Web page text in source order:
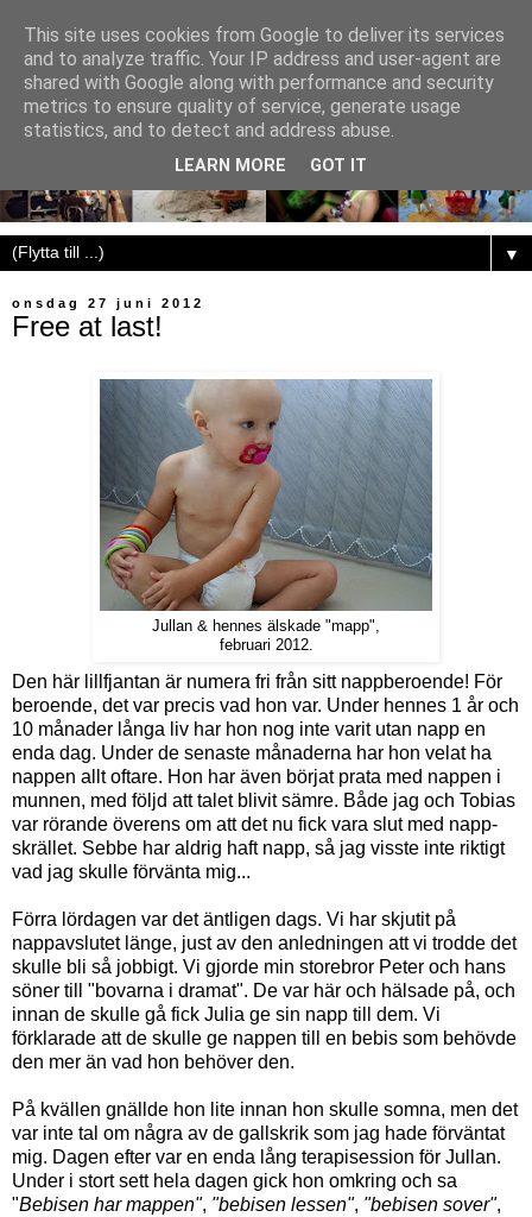
▼
onsdag 27 juni 2012
Free at last!
Jullan & hennes älskade "mapp",
februari 2012.
Den här lillfjantan är numera fri från sitt nappberoende! För
beroende, det var precis vad hon var. Under hennes 1 år och
10 månader långa liv har hon nog inte varit utan napp en
enda dag. Under de senaste månaderna har hon velat ha
nappen allt oftare. Hon har även börjat prata med nappen i
munnen, med följd att talet blivit sämre. Både jag och Tobias
var rörande överens om att det nu fick vara slut med napp-
skrället. Sebbe har aldrig haft napp, så jag visste inte riktigt
vad jag skulle förvänta mig...
Förra lördagen var det äntligen dags. Vi har skjutit på
nappavslutet länge, just av den anledningen att vi trodde det
skulle bli så jobbigt. Vi gjorde min storebror Peter och hans
söner till "bovarna i dramat". De var här och hälsade på, och
innan de skulle gå fick Julia ge sin napp till dem. Vi
förklarade att de skulle ge nappen till en bebis som behövde
den mer än vad hon behöver den.
På kvällen gnällde hon lite innan hon skulle somna, men det
var inte tal om några av de gallskrik som jag hade förväntat
mig. Dagen efter var en enda lång terapisession för Jullan.
Under i stort sett hela dagen gick hon omkring och sa
"Bebisen har mappen", "bebisen lessen", "bebisen sover",
This site uses cookies from Google to deliver its services
and to analyze traffic. Your IP address and user-agent are
shared with Google along with performance and security
metrics to ensure quality of service, generate usage
statistics, and to detect and address abuse.
LEARN MORE GOT IT